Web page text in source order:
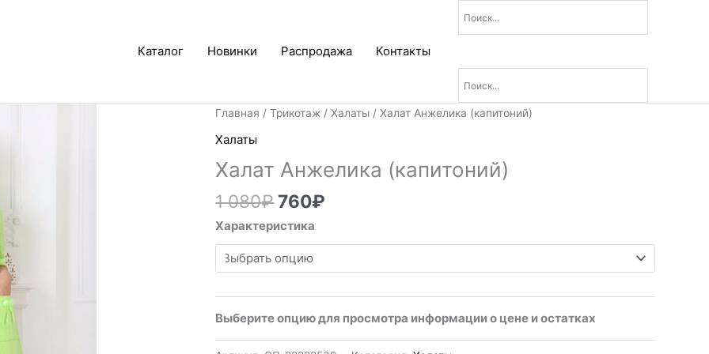
Каталог Новинки Распродажа Контакты
Главная /Трикотаж /Халаты / Халат Анжелика (капитоний)
Халаты
Халат Анжелика (капитоний)
1 080₽
Первоначальная
1
760₽
Текущая
Характеристика
Выберите опцию для просмотра информации о цене и остатках